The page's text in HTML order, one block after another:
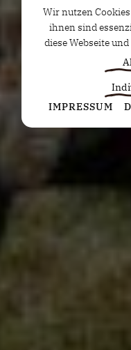
Wir nutzen
ihnen sind
diese Webseite
Statistiken
Diese Cookies
Publishern
Werbung
Besucher über
IMPRESSUM